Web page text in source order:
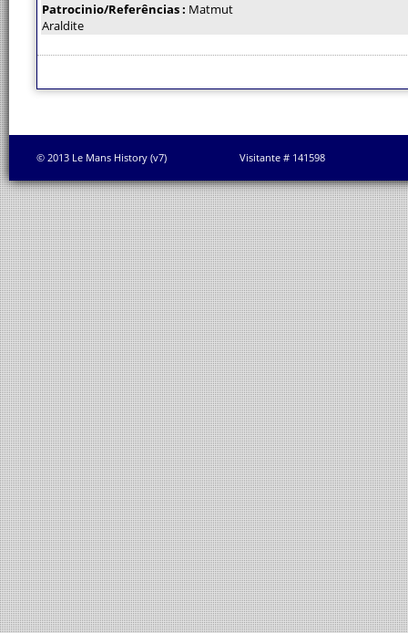
Patrocinio/Referências : Matmut
Araldite
© 2013 Le Mans History (v7) Visitante # 141598